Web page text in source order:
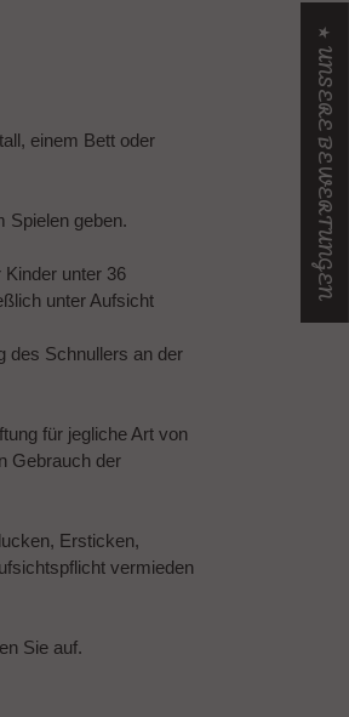
einem Bett oder
Spielen geben.
unter 36
unter Aufsicht
des Schnullers an der
für jegliche Art von
Gebrauch der
Ersticken,
vermieden
Sie auf.
★ UNSERE BEWERTUNGEN